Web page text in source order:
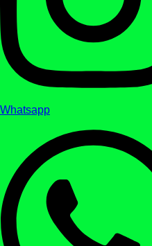
Whatsapp